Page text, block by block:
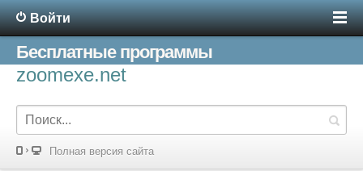
Войти
Бесплатные программы
zoomexe.net
Полная версия сайта